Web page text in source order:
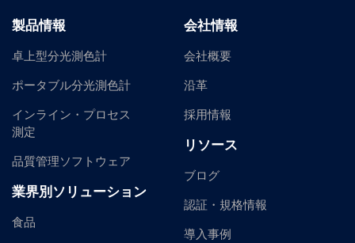
製品情報
卓上型分光測色計
ポータブル分光測色計
インライン・プロセス
測定
品質管理ソフトウェア
業界別ソリューション
食品
会社情報
会社概要
沿革
採用情報
リソース
ブログ
認証・規格情報
導入事例